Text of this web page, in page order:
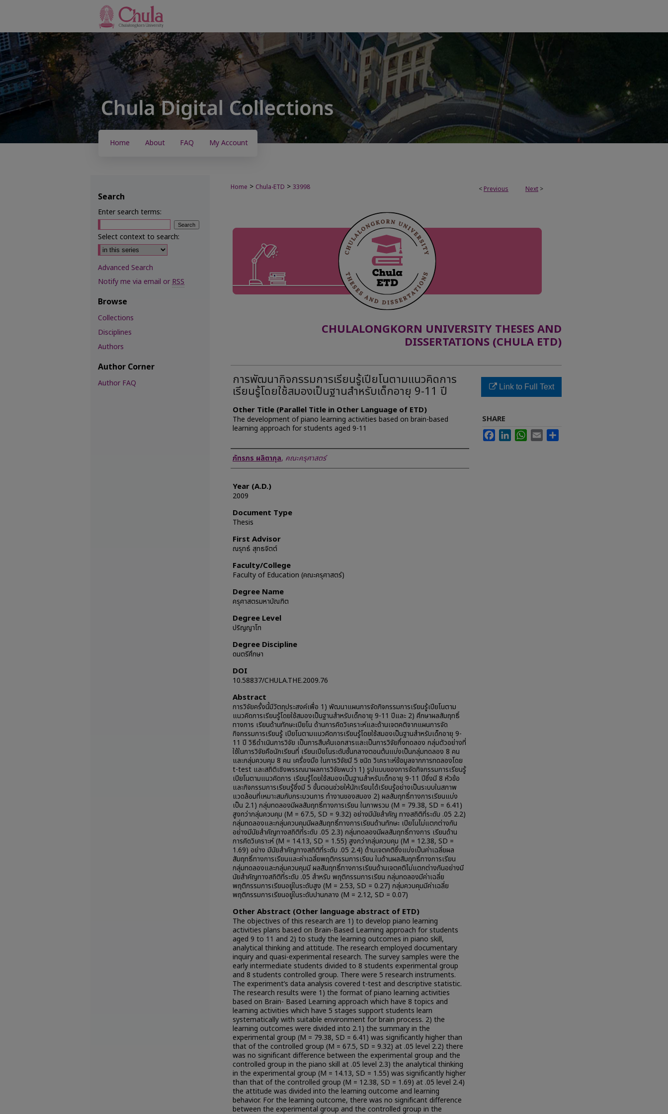
Home About FAQ My Account
< Previous Next >
Home > Chula-ETD > 33998
CHULALONGKORN UNIVERSITY THESES AND
DISSERTATIONS (CHULA ETD)
การพัฒนากิจกรรมการเรียนรู้เปียโนตามแนวคิดการ
เรียนรู้โดยใช้สมองเป็นฐานสำหรับเด็กอายุ 9-11 ปี
Other Title (Parallel Title in Other Language of ETD)
The development of piano learning activities based on brain-based
learning approach for students aged 9-11
Author
ภัทรภร ผลิตากุล, คณะครุศาสตร์
Year (A.D.)
2009
Document Type
Thesis
First Advisor
ณรุทธ์ สุทธจิตต์
Faculty/College
Faculty of Education (คณะครุศาสตร์)
Degree Name
ครุศาสตรมหาบัณฑิต
Degree Level
ปริญญาโท
Degree Discipline
ดนตรีศึกษา
DOI
10.58837/CHULA.THE.2009.76
Abstract
การวิจัยครั้งนี้มีวัตถุประสงค์เพื่อ 1) พัฒนาแผนการจัดกิจกรรมการเรียนรู้เปียโนตาม
แนวคิดการเรียนรู้โดยใช้สมองเป็นฐานสำหรับเด็กอายุ 9-11 ปีและ 2) ศึกษาผลสัมฤทธิ์
ทางการ เรียนด้านทักษะเปียโน ด้านการคิดวิเคราะห์และด้านเจตคติจากแผนการจัด
กิจกรรมการเรียนรู้ เปียโนตามแนวคิดการเรียนรู้โดยใช้สมองเป็นฐานสำหรับเด็กอายุ 9-
11 ปี วิธีดำเนินการวิจัย เป็นการสืบค้นเอกสารและเป็นการวิจัยกึ่งทดลอง กลุ่มตัวอย่างที่
ใช้ในการวิจัยคือนักเรียนที่ เรียนเปียโนระดับชั้นกลางตอนต้นแบ่งเป็นกลุ่มทดลอง 8 คน
และกลุ่มควบคุม 8 คน เครื่องมือ ในการวิจัยมี 5 ชนิด วิเคราะห์ข้อมูลจากการทดลองโดย
t-test และสถิติเชิงพรรณนาผลการวิจัยพบว่า 1) รูปแบบของการจัดกิจกรรมการเรียนรู้
เปียโนตามแนวคิดการ เรียนรู้โดยใช้สมองเป็นฐานสำหรับเด็กอายุ 9-11 ปีซึ่งมี 8 หัวข้อ
และกิจกรรมการเรียนรู้ซึ่งมี 5 ขั้นตอนช่วยให้นักเรียนได้เรียนรู้อย่างเป็นระบบในสภาพ
แวดล้อมที่เหมาะสมกับกระบวนการ ทำงานของสมอง 2) ผลสัมฤทธิ์ทางการเรียนแบ่ง
เป็น 2.1) กลุ่มทดลองมีผลสัมฤทธิ์ทางการเรียน ในภาพรวม (M = 79.38, SD = 6.41)
สูงกว่ากลุ่มควบคุม (M = 67.5, SD = 9.32) อย่างมีนัยสำคัญ ทางสถิติที่ระดับ .05 2.2)
กลุ่มทดลองและกลุ่มควบคุมมีผลสัมฤทธิ์ทางการเรียนด้านทักษะ เปียโนไม่แตกต่างกัน
อย่างมีนัยสำคัญทางสถิติที่ระดับ .05 2.3) กลุ่มทดลองมีผลสัมฤทธิ์ทางการ เรียนด้าน
การคิดวิเคราะห์ (M = 14.13, SD = 1.55) สูงกว่ากลุ่มควบคุม (M = 12.38, SD =
1.69) อย่าง มีนัยสำคัญทางสถิติที่ระดับ .05 2.4) ด้านเจตคติซึ่งแบ่งเป็นค่าเฉลี่ยผล
สัมฤทธิ์ทางการเรียนและค่าเฉลี่ยพฤติกรรมการเรียน ในด้านผลสัมฤทธิ์ทางการเรียน
กลุ่มทดลองและกลุ่มควบคุมมี ผลสัมฤทธิ์ทางการเรียนด้านเจตคติไม่แตกต่างกันอย่างมี
นัยสำคัญทางสถิติที่ระดับ .05 สำหรับ พฤติกรรมการเรียน กลุ่มทดลองมีค่าเฉลี่ย
พฤติกรรมการเรียนอยู่ในระดับสูง (M = 2.53, SD = 0.27) กลุ่มควบคุมมีค่าเฉลี่ย
พฤติกรรมการเรียนอยู่ในระดับปานกลาง (M = 2.12, SD = 0.07)
Other Abstract (Other language abstract of ETD)
The objectives of this research are 1) to develop piano learning
activities plans based on Brain-Based Learning approach for students
aged 9 to 11 and 2) to study the learning outcomes in piano skill,
analytical thinking and attitude. The research employed documentary
inquiry and quasi-experimental research. The survey samples were the
early intermediate students divided to 8 students experimental group
and 8 students controlled group. There were 5 research instruments.
The experiment’s data analysis covered t-test and descriptive statistic.
The research results were 1) the format of piano learning activities
based on Brain- Based Learning approach which have 8 topics and
learning activities which have 5 stages support students learn
systematically with suitable environment for brain process. 2) the
learning outcomes were divided into 2.1) the summary in the
experimental group (M = 79.38, SD = 6.41) was significantly higher than
that of the controlled group (M = 67.5, SD = 9.32) at .05 level 2.2) there
was no significant difference between the experimental group and the
controlled group in the piano skill at .05 level 2.3) the analytical thinking
in the experimental group (M = 14.13, SD = 1.55) was significantly higher
than that of the controlled group (M = 12.38, SD = 1.69) at .05 level 2.4)
the attitude was divided into the learning outcome and learning
behavior. For the learning outcome, there was no significant difference
between the experimental group and the controlled group in the
Link to Full Text
SHARE
FacebookLinkedInWhatsApp
Email
Search
Enter search terms:
Select context to search:
Advanced Search
Notify me via email orRSS
Browse
Collections
Disciplines
Authors
Author Corner
Author FAQ